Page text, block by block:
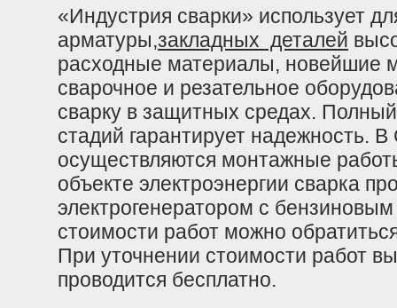
«Индустрия сварки» использует
арматуры,закладных деталей
расходные материалы, новейшие
сварочное и резательное
сварку в защитных средах.
стадий гарантирует надежность.
осуществляются монтажные
объекте электроэнергии сварка
электрогенератором с
стоимости работ можно
При уточнении стоимости работ
проводится бесплатно.